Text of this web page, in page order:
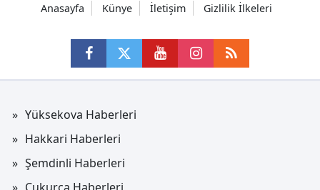
Anasayfa Künye İletişim Gizlilik İlkeleri
Yüksekova Haberleri
Hakkari Haberleri
Şemdinli Haberleri